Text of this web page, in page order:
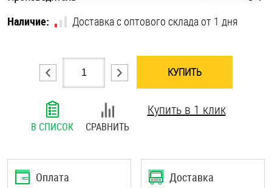
Наличие:
Доставка с оптового склада от 1 дня
КУПИТЬ
В СПИСОК СРАВНИТЬ
Купить в 1 клик
Оплата Доставка